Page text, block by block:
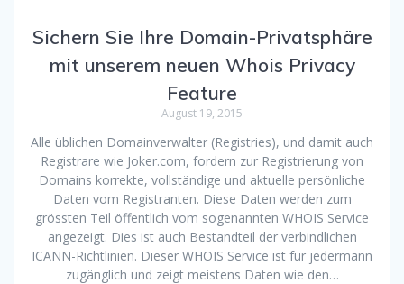
Sichern Sie Ihre Domain-Privatsphäre
mit unserem neuen Whois Privacy
Feature
August 19, 2015
Alle üblichen Domainverwalter (Registries), und damit auch
Registrare wie Joker.com, fordern zur Registrierung von
Domains korrekte, vollständige und aktuelle persönliche
Daten vom Registranten. Diese Daten werden zum
grössten Teil öffentlich vom sogenannten WHOIS Service
angezeigt. Dies ist auch Bestandteil der verbindlichen
ICANN-Richtlinien. Dieser WHOIS Service ist für jedermann
zugänglich und zeigt meistens Daten wie den…